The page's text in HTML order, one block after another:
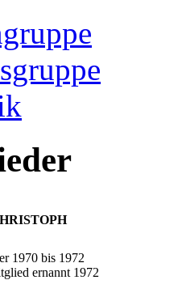
1970 bis 1972
ernannt 1972